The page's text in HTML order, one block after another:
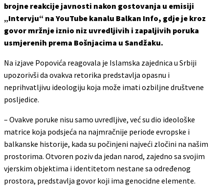
brojne reakcije javnosti nakon gostovanja u emisiji
„Intervju“ na YouTube kanalu Balkan Info, gdje je kroz
govor mržnje iznio niz uvredljivih i zapaljivih poruka
usmjerenih prema Bošnjacima u Sandžaku.
Na izjave Popovića reagovala je Islamska zajednica u Srbiji
upozorivši da ovakva retorika predstavlja opasnu i
neprihvatljivu ideologiju koja može imati ozbiljne društvene
posljedice.
– Ovakve poruke nisu samo uvredljive, već su dio ideološke
matrice koja podsjeća na najmračnije periode evropske i
balkanske historije, kada su počinjeni najveći zločini na našim
prostorima. Otvoren poziv da jedan narod, zajedno sa svojim
vjerskim objektima i identitetom nestane sa određenog
prostora, predstavlja govor koji ima genocidne elemente.